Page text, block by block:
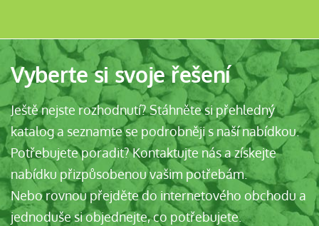
Vyberte si svoje řešení
Ještě nejste rozhodnutí? Stáhněte si přehledný
katalog a seznamte se podrobněji s naší nabídkou.
Potřebujete poradit? Kontaktujte nás a získejte
nabídku přizpůsobenou vašim potřebám.
Nebo rovnou přejděte do internetového obchodu a
jednoduše si objednejte, co potřebujete.